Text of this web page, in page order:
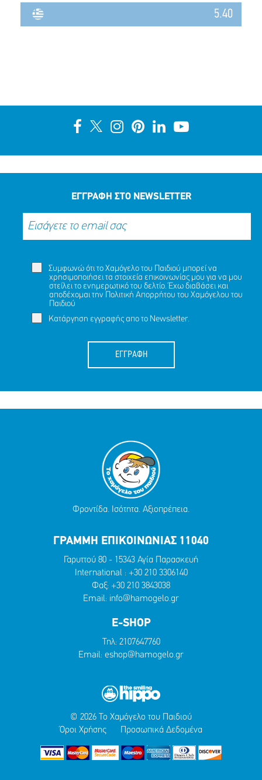
5.40
ΕΓΓΡΑΦΗ ΣΤΟ NEWSLETTER
Συμφωνώ ότι το Χαμόγελο του Παιδιού μπορεί να
χρησιμοποιήσει τα στοιχεία επικοινωνίας μου για να μου
στείλει το ενημερωτικό του δελτίο. Έχω διαβάσει και
αποδέχομαι την Πολιτική Απορρήτου του Χαμόγελου του
Παιδιού
Κατάργηση εγγραφής απο το Newsletter.
ΕΓΓΡΑΦΗ
Φροντίδα. Ισότητα. Αξιοπρέπεια.
ΓΡΑΜΜΗ ΕΠΙΚΟΙΝΩΝΙΑΣ 11040
Γαρυττού 80 - 15343 Αγία Παρασκευή
International : +30 210 3306140
Φαξ: +30 210 3843038
Email: info@hamogelo.gr
E-SHOP
Τηλ: 2107647760
Email: eshop@hamogelo.gr
© 2026 Το Χαμόγελο του Παιδιού
Όροι Χρήσης
Προσωπικά Δεδομένα